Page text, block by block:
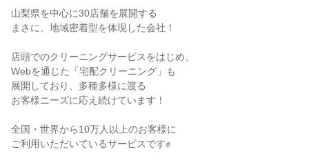
山梨県を中心に30店舗を展開する
まさに、地域密着型を体現した会社！
店頭でのクリーニングサービスをはじめ、
Webを通じた「宅配クリーニング」も
展開しており、多種多様に渡る
お客様ニーズに応え続けています！
全国・世界から10万人以上のお客様に
ご利用いただいているサービスです✊